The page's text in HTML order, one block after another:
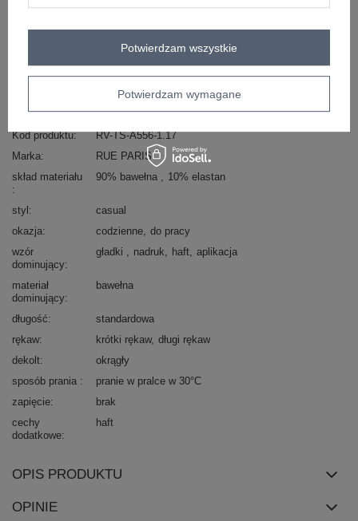
Masz pytanie? Chętnie pomożemy.
+48 601 547 740 Zadaj pytanie
sposób prania : pranie w pralce w 30°C
Kod produktu
RV-TS-A556-1.17
Marka
RUE PARIS
skład materiału
90% bawełna 10% elastan
styl
casual
okazja
codzienne do pracy
wzór
dominujący
gładki nadruk haft aplikacja
materiał
dominujący
bawełna
długość
standardowa
rękaw
krótki rękaw długi rękaw
dekolt
okrągły
sposób prania
pranie w pralce w 30°C
zapięcie
brak
cechy
dodatkowe
haft
OPIS PRODUKTU
OPINIE
Potwierdzam wymagane
Potwierdzam wszystkie